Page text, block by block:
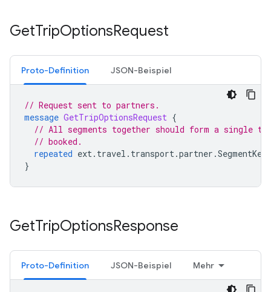
GetTripOptionsRequest
Proto-Definition JSON-Beispiel
// Request sent to partners.
message GetTripOptionsRequest {
// All segments together should form a single
// booked.
repeated ext.travel.transport.partner.SegmentKey
}
GetTripOptionsResponse
Proto-Definition JSON-Beispiel Mehr